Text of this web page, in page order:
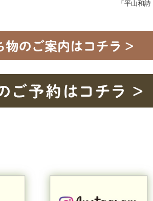
「平山和